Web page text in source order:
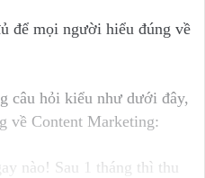
để mọi người hiểu đúng về
câu hỏi kiểu như dưới đây,
về Content Marketing:
nào! Sau 1 tháng thì thu